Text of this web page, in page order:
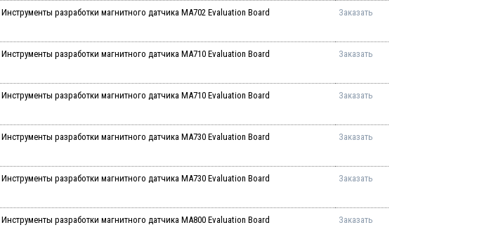
Инструменты разработки магнитного датчика MA702 Evaluation Board Заказать
Инструменты разработки магнитного датчика MA710 Evaluation Board Заказать
Инструменты разработки магнитного датчика MA710 Evaluation Board Заказать
Инструменты разработки магнитного датчика MA730 Evaluation Board Заказать
Инструменты разработки магнитного датчика MA730 Evaluation Board Заказать
Инструменты разработки магнитного датчика MA800 Evaluation Board Заказать